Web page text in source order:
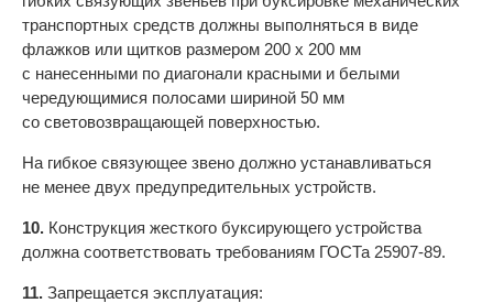
транспортных средств должны выполняться в виде
флажков или щитков размером 200 x 200 мм
с нанесенными по диагонали красными и белыми
чередующимися полосами шириной 50 мм
со световозвращающей поверхностью.
На гибкое связующее звено должно устанавливаться
не менее двух предупредительных устройств.
10. Конструкция жесткого буксирующего устройства
должна соответствовать требованиям ГОСТа 25907-89.
11. Запрещается эксплуатация: